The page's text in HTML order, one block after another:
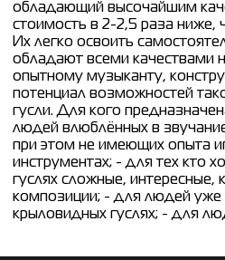
обладающий высочайшим
стоимость в 2-2,5 раза ниже,
Их легко освоить
обладают всеми качествами
опытному музыканту,
потенциал возможностей
гусли. Для кого
людей влюблённых в
при этом не имеющих опыта
инструментах; - для тех кто
гуслях сложные, интересные,
композиции; - для людей уже
крыловидных гуслях; - для